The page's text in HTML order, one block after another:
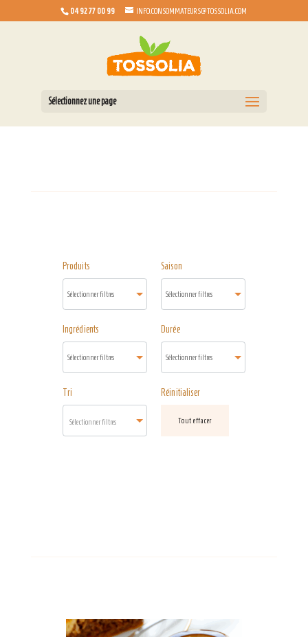
04 92 77 00 99 INFO.CONSOMMATEURS@TOSSOLIA.COM
Sélectionnez une page
Produits Saison
Ingrédients Durée
Tri
Sélectionner filtres
Réinitialiser
Tout effacer